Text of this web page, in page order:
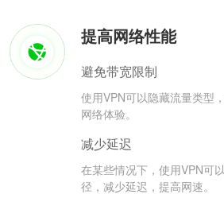
提高网络性能
避免带宽限制
使用VPN可以隐藏流量类型
网络体验。
减少延迟
在某些情况下，使用VPN可
径，减少延迟，提高网速。